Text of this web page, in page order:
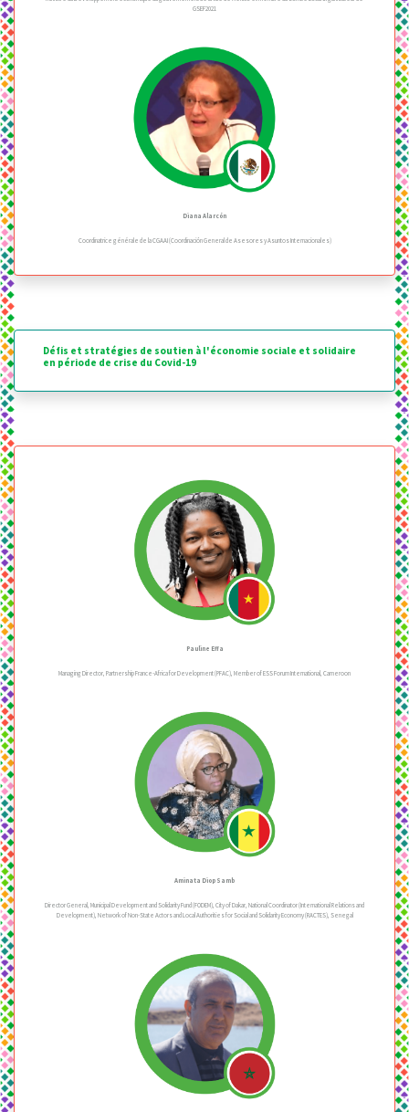
GSEF2021
Diana Alarcón
Coordinatrice générale de la CGAAI (Coordinación General de Asesores y Asuntos Internacionales)
Défis et stratégies de soutien à l'économie sociale et solidaire
en période de crise du Covid-19
Pauline Effa
Managing Director, Partnership France-Africa for Development (PFAC), Member of ESS Forum International, Cameroon
Aminata Diop Samb
Director General, Municipal Development and Solidarity Fund (FODEM), City of Dakar, National Coordinator (International Relations and
Development), Network of Non-State Actors and Local Authorities for Social and Solidarity Economy (RACTES), Senegal